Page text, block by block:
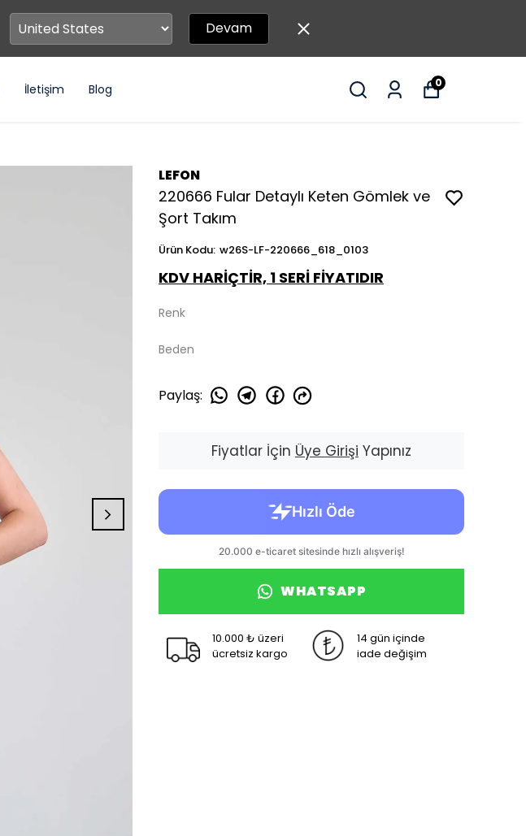
Devam
İletişim Blog 0
LEFON
220666 Fular Detaylı Keten Gömlek ve
Şort Takım
Ürün Kodu: w26S-LF-220666_618_0103
KDV HARİÇTİR, 1 SERİ FİYATIDIR
Renk
Beden
Paylaş:
Fiyatlar İçin Üye Girişi Yapınız
WHATSAPP
10.000 ₺ üzeri
ücretsiz kargo
14 gün içinde
iade değişim